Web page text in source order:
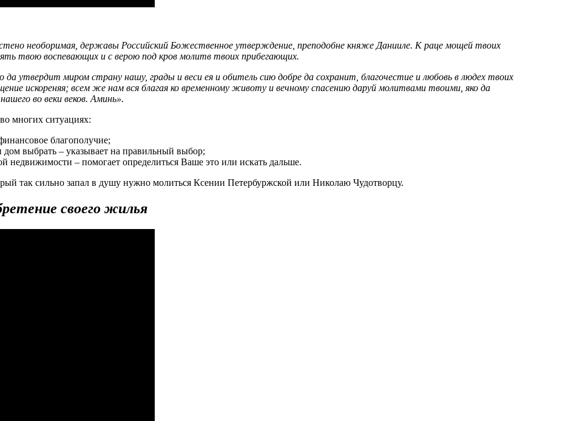
необоримая, державы Российский Божественное утверждение, преподобне княже Данииле. К раце мощей твоих
твою воспевающих и с верою под кров молитв твоих прибегающих.
да утвердит миром страну нашу, грады и веси ея и обитель сию добре да сохранит, благочестие и любовь в людех твоих
искореняя; всем же нам вся благая ко временному животу и вечному спасению даруй молитвами твоими, яко да
во веки веков. Аминь».
многих ситуациях:
благополучие;
выбрать – указывает на правильный выбор;
недвижимости – помогает определиться Ваше это или искать дальше.
так сильно запал в душу нужно молиться Ксении Петербуржской или Николаю Чудотворцу.
своего жилья